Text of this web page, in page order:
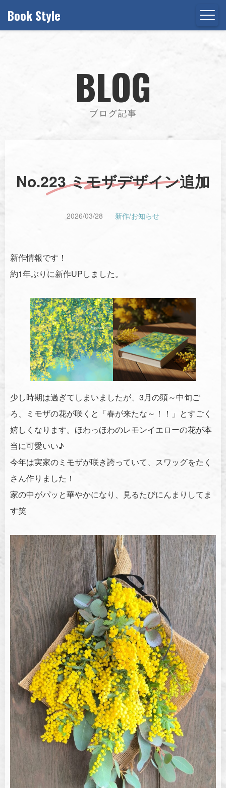
Book Style
BLOG
ブログ記事
No.223 ミモザデザイン追加
2026/03/28 新作/お知らせ
新作情報です！
約1年ぶりに新作UPしました。
少し時期は過ぎてしまいましたが、3月の頭～中旬ご
ろ、ミモザの花が咲くと「春が来たな～！！」とすごく
嬉しくなります。ほわっほわのレモンイエローの花が本
当に可愛いい♪
今年は実家のミモザが咲き誇っていて、スワッグをたく
さん作りました！
家の中がパッと華やかになり、見るたびにんまりしてま
す笑